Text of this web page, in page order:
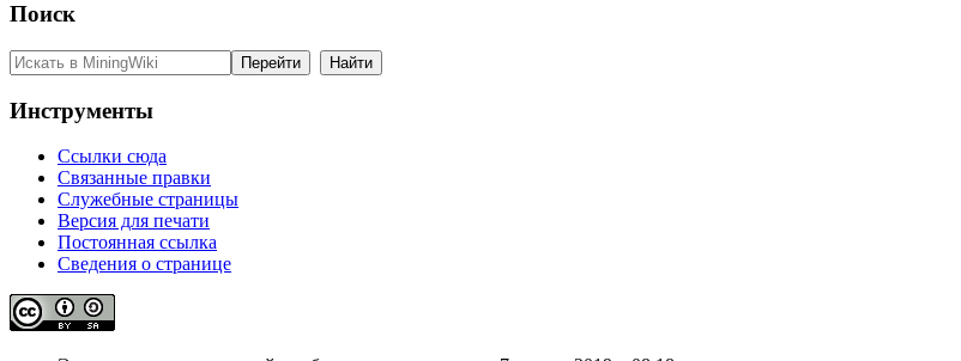
Поиск
Инструменты
Ссылки сюда
Связанные правки
Служебные страницы
Версия для печати
Постоянная ссылка
Сведения о странице